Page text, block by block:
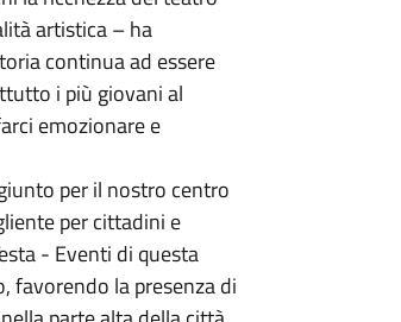
artistica – ha
continua ad essere
i più giovani al
emozionare e
per il nostro centro
per cittadini e
- Eventi di questa
favorendo la presenza di